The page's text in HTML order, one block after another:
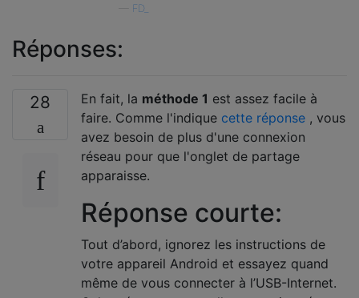
FD_
Réponses:
28 En fait, la méthode 1 est assez facile à
faire. Comme l'indique cette réponse , vous
avez besoin de plus d'une connexion
réseau pour que l'onglet de partage
apparaisse.
Réponse courte:
Tout d’abord, ignorez les instructions de
votre appareil Android et essayez quand
même de vous connecter à l’USB-Internet.